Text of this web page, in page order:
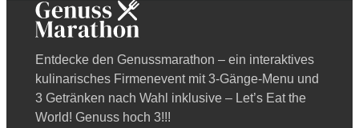
Entdecke den Genussmarathon – ein interaktives
kulinarisches Firmenevent mit 3-Gänge-Menu und
3 Getränken nach Wahl inklusive – Let’s Eat the
World! Genuss hoch 3!!!